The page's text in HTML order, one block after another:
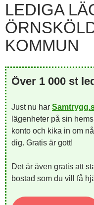
LEDIGA
KOMMUN
Över 1 000 st
Just nu har
lägenheter på sin
konto och kika in om
dig. Gratis är gott!
Det är även gratis att
bostad som du vill få